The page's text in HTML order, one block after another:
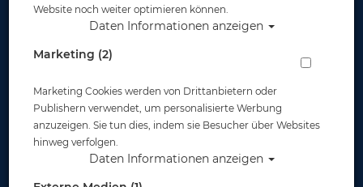
Website noch weiter optimieren können.
Daten Informationen anzeigen
Marketing (2)
Marketing Cookies werden von Drittanbietern oder
Publishern verwendet, um personalisierte Werbung
anzuzeigen. Sie tun dies, indem sie Besucher über Websites
hinweg verfolgen.
Daten Informationen anzeigen